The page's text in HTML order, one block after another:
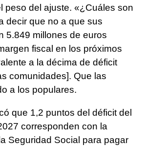
peso del ajuste. «¿Cuáles son
decir que no a que sus
5.849 millones de euros
fiscal en los próximos
a la décima de déficit
comunidades]. Que las
a los populares.
que 1,2 puntos del déficit del
corresponden con la
Seguridad Social para pagar